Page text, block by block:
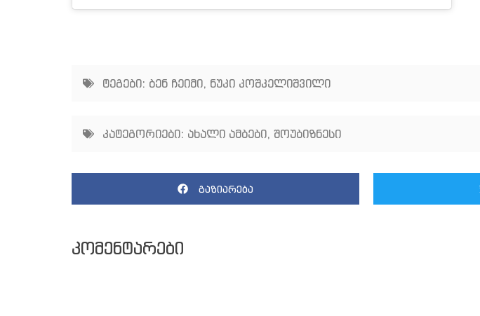
ტეგები: ბენ ჩეიმი, ნუკი კოშკელიშვილი
კატეგორიები: ახალი ამბები, შოუბიზნესი
გაზიარება
კომენტარები